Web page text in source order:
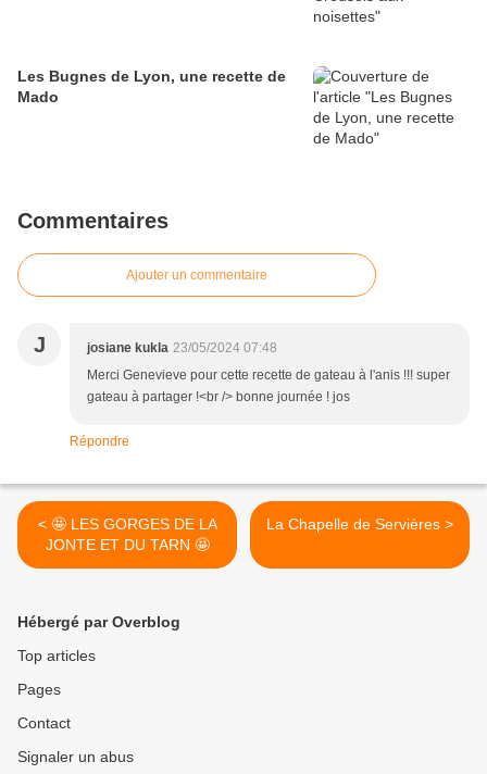
Les Bugnes de Lyon, une recette de
Mado
Commentaires
Ajouter un commentaire
J josiane kukla 23/05/2024 07:48
Merci Genevieve pour cette recette de gateau à l'anis !!! super
gateau à partager !<br /> bonne journée ! jos
Répondre
< 🤩 LES GORGES DE LA
JONTE ET DU TARN 🤩
La Chapelle de Servières >
Hébergé par Overblog
Top articles
Pages
Contact
Signaler un abus